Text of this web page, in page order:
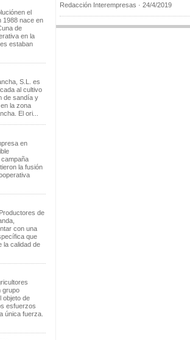
el
1988 nace en
de
en la
estaban
S.L. es
al cultivo
de sandía y
la zona
El ori...
en
la fusión
de
con una
que
la calidad de
grupo
objeto de
esfuerzos
única fuerza.
Redacción Interempresas · 24/4/2019